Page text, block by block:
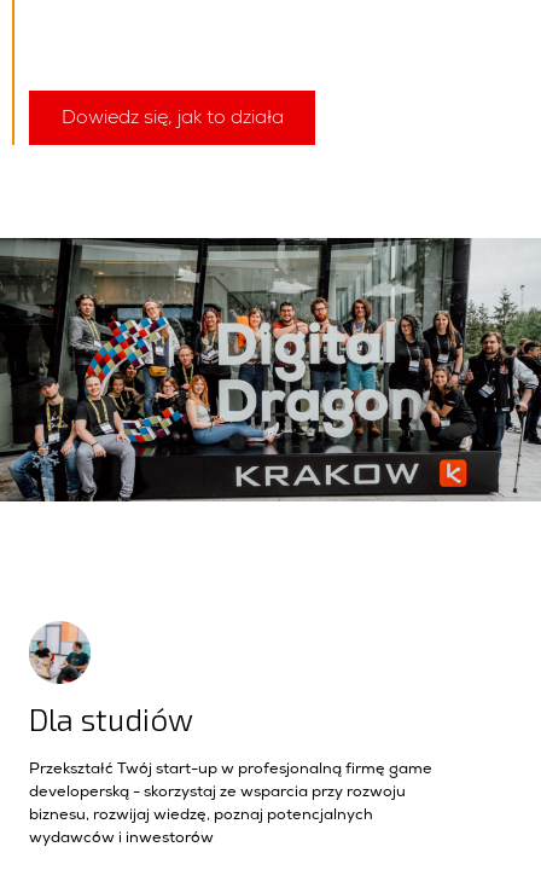
Dowiedz się, jak to działa
Dla studiów
Przekształć Twój start-up w profesjonalną firmę game
developerską - skorzystaj ze wsparcia przy rozwoju
biznesu, rozwijaj wiedzę, poznaj potencjalnych
wydawców i inwestorów